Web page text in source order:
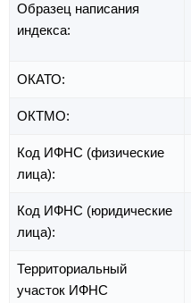
Образец написания
индекса:
ОКАТО:
ОКТМО:
Код ИФНС (физические
лица):
Код ИФНС (юридические
лица):
Территориальный
участок ИФНС